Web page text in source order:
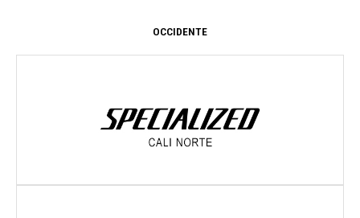
OCCIDENTE
Dirección:AV 6 NORTE 38 N 54
Cali- Valle